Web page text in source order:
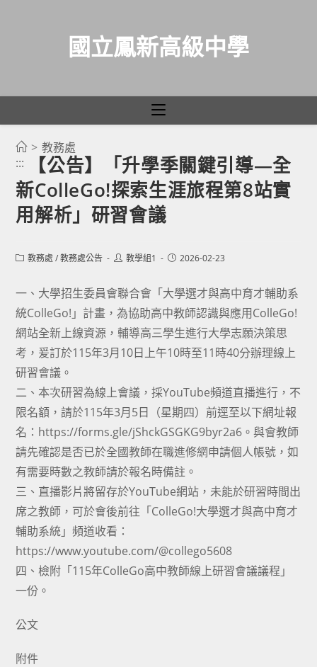
國立鳳新高級中學
> 教務處
:::
【公告】「升學季關鍵引導—全
新ColleGo!探索生涯旅程第8站實
用解析」研習會議
Post教務處 / 教務處公告
Post教學組1
Post2026-02-23
一、大學招生委員會聯合會「大學選才與高中育才輔助系
統ColleGo!」計畫，為協助高中教師認識與應用ColleGo!
網站全新上線資源，輔導高三學生進行大學志願決策思
考，爰訂於115年3月10日上午10時至11時40分辦理線上
研習會議。
二、本次研習為線上會議，採YouTube頻道直播進行，不
限名額，請於115年3月5日（星期四）前逕至以下網址報
名：https://forms.gle/jShckGSGKG9byr2a6。與會教師
請先確認是否已於全國教師在職進修網申請個人帳號，如
有需要時數之教師請於報名時備註。
三、直播影片將留存於YouTube網站，未能於研習時間出
席之教師，可於會後前往「ColleGo!大學選才與高中育才
輔助系統」頻道收看：
https://www.youtube.com/@collego5608
四、檢附「115年ColleGo高中教師線上研習會議議程」
一份。
公文
附件